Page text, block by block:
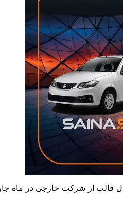
قالب از شرکت خارجی در ماه